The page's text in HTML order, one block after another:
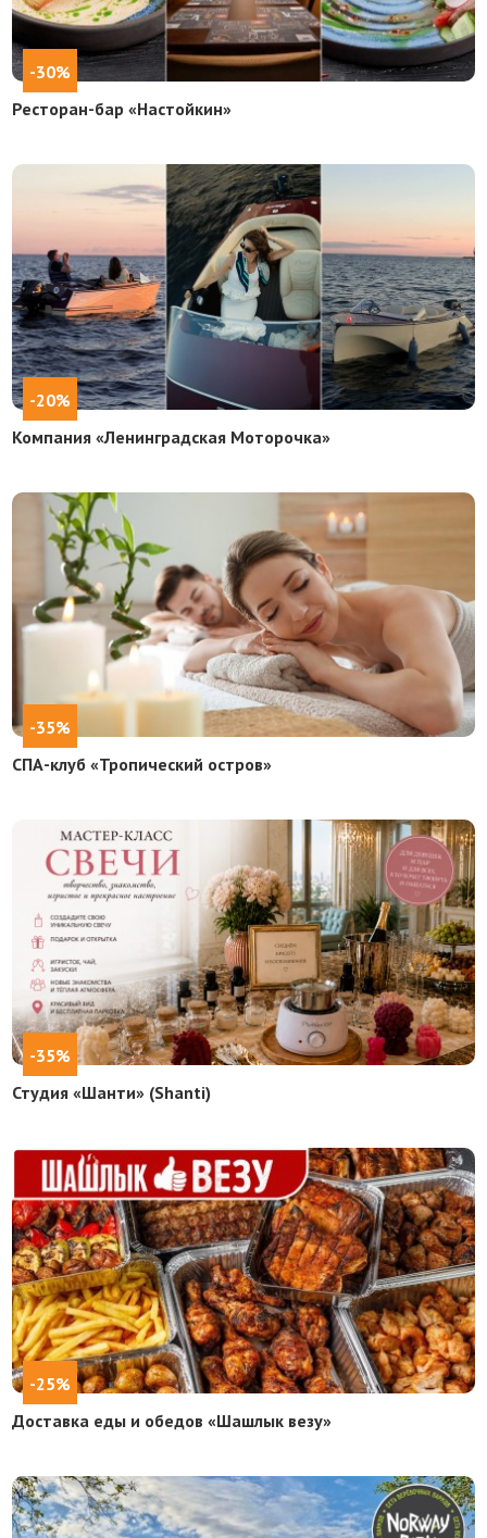
-30%
Ресторан-бар «Настойкин»
-20%
Компания «Ленинградская Моторочка»
-35%
СПА-клуб «Тропический остров»
-35%
Студия «Шанти» (Shanti)
-25%
Доставка еды и обедов «Шашлык везу»